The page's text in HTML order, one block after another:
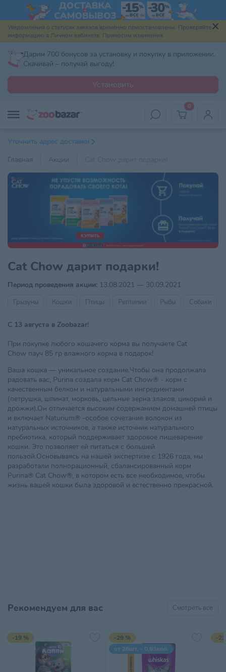
Уведомления о статусах заказов временно приостановлены. Проверяйте
информацию в Личном кабинете. Приносим извинения.
Дарим 700 бонусов за установку и покупку в приложении.
Скачивай – получай выгоду!
Установить
0
Уточнить адрес доставки
Главная
Акции
Cat Chow дарит подарки!
Период проведения акции: 13.08.2021 — 30.09.2021
Грызуны Кошки Птицы Рептилии Рыбы Собаки
С 13 августа в Zoobazar!
При покупке любого кошачего корма вы получаете Cat
Chow пауч 85 гр влажного корма в подарок!
Ваша кошка — уникальное создание.Чтобы она продолжала
радовать вас, Purina создала корм Cat Chow® - корм с
качественным белком и натуральными ингредиентами
(петрушка, шпинат, морковь, цельные зерна злаков, цикорий и
дрожжи).Он отличается высоким содержанием домашней птицы
и включает Naturium® -особое сочетание волокон из
натуральных источников, а также источник натурального
пребиотика, который поддерживает здоровое пищеварение
кошки. Это позволяет ей питаться с большей
пользой.Основываясь на нашей экспертизе с 1926 года, мы
разработали полнорационный, сбалансированный корм
Purina® Cat Chow®, в котором есть все необходимое, чтобы
жизнь вашей кошки была здоровой и естественно прекрасной.
Рекомендуем для вас Смотреть все
-19 %
-29 %
от 28шт. – 0,93коп.
-